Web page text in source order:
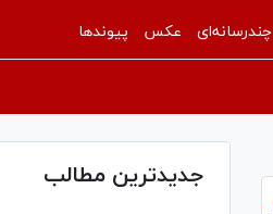
چندرسانه‌ای عکس پیوندها
جدیدترین مطالب